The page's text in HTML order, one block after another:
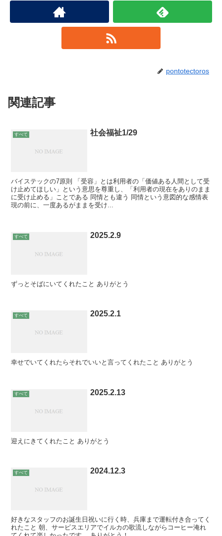
pontotectoros
関連記事
すべて 社会福祉1/29
バイステックの7原則 「受容」とは利用者の「価値ある人間として受
け止めてほしい」という意思を尊重し、「利用者の現在をありのまま
に受け止める」ことである 同情とも違う 同情という意図的な感情表
現の前に、一度あるがままを受け...
すべて 2025.2.9
ずっとそばにいてくれたこと ありがとう
すべて 2025.2.1
幸せでいてくれたらそれでいいと言ってくれたこと ありがとう
すべて 2025.2.13
迎えにきてくれたこと ありがとう
すべて 2024.12.3
好きなスタッフのお誕生日祝いに行く時、兵庫まで運転付き合ってく
れたこと 朝、サービスエリアでイルカの歌流しながらコーヒー淹れ